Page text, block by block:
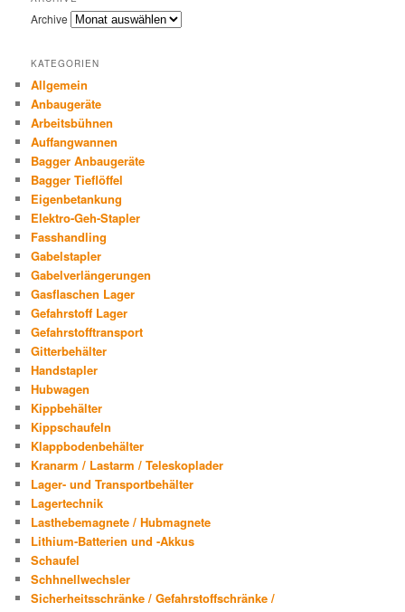
Archive
KATEGORIEN
Allgemein
Anbaugeräte
Arbeitsbühnen
Auffangwannen
Bagger Anbaugeräte
Bagger Tieflöffel
Eigenbetankung
Elektro-Geh-Stapler
Fasshandling
Gabelstapler
Gabelverlängerungen
Gasflaschen Lager
Gefahrstoff Lager
Gefahrstofftransport
Gitterbehälter
Handstapler
Hubwagen
Kippbehälter
Kippschaufeln
Klappbodenbehälter
Kranarm / Lastarm / Teleskoplader
Lager- und Transportbehälter
Lagertechnik
Lasthebemagnete / Hubmagnete
Lithium-Batterien und -Akkus
Schaufel
Schhnellwechsler
Sicherheitsschränke / Gefahrstoffschränke /